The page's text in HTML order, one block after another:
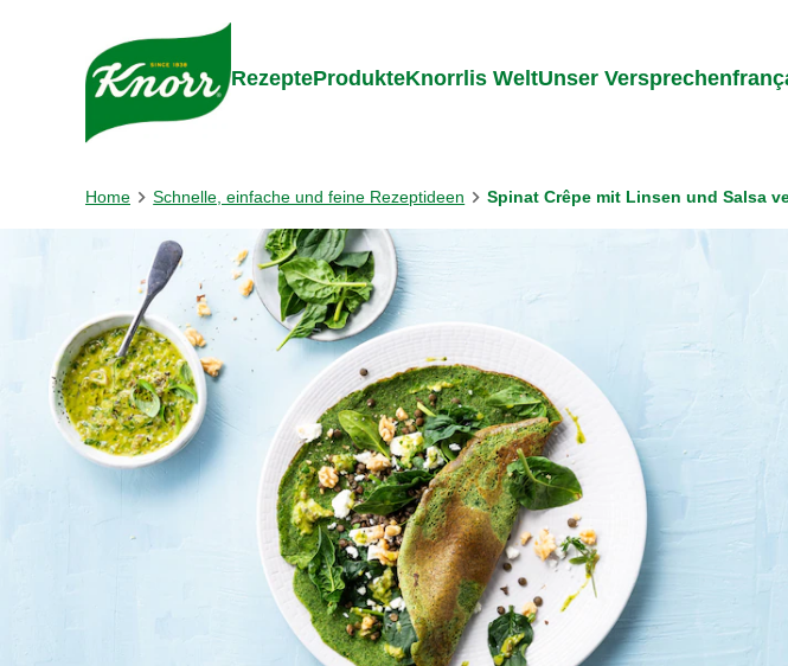
Gehe zu:
RezepteProdukteKnorrlis WeltUnser Versprechen
Home Schnelle, einfache und feine Rezeptideen Spinat Crêpe mit Linsen und Salsa